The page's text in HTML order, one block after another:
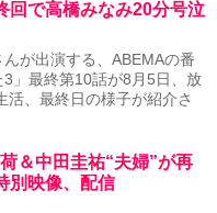
で高橋みなみ20分号泣
が出演する、ABEMAの番
」最終第10話が8月5日、放
活、最終日の様子が紹介さ
＆中田圭祐“夫婦”が再
別映像、配信